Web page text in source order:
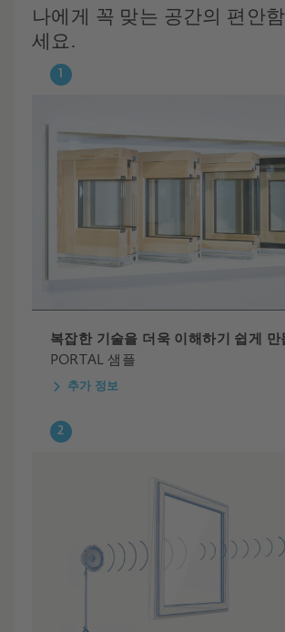
나에게 꼭 맞는 공간의 편안
세요.
복잡한 기술을 더욱 이해하기 쉽게 만
PORTAL 샘플
추가 정보